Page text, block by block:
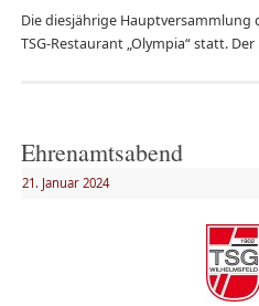
Die diesjährige Hauptversammlung
TSG-Restaurant „Olympia“ statt. Der
Ehrenamtsabend
21. Januar 2024